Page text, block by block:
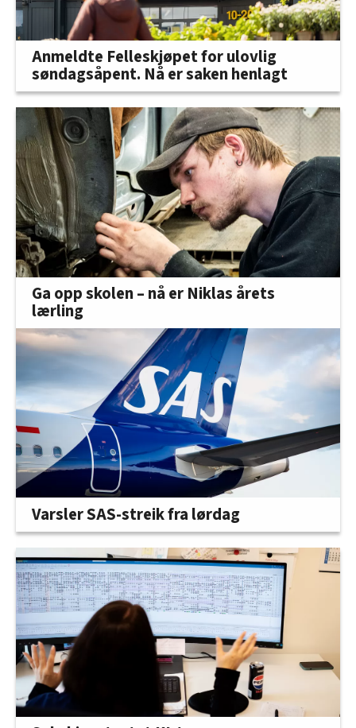
Anmeldte Felleskjøpet for ulovlig
søndagsåpent. Nå er saken henlagt
Ga opp skolen – nå er Niklas årets
lærling
Varsler SAS-streik fra lørdag